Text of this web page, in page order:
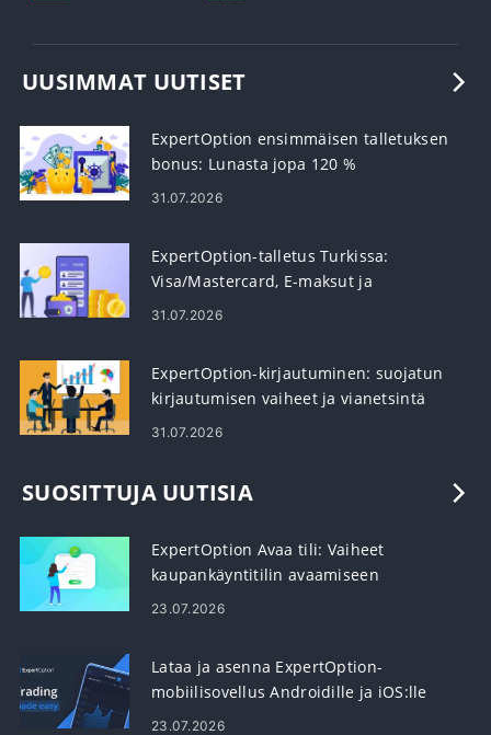
UUSIMMAT UUTISET
ExpertOption ensimmäisen talletuksen
bonus: Lunasta jopa 120 %
talletuksestasi
31.07.2026
ExpertOption-talletus Turkissa:
Visa/Mastercard, E-maksut ja
kryptovaluutta
31.07.2026
ExpertOption-kirjautuminen: suojatun
kirjautumisen vaiheet ja vianetsintä
31.07.2026
SUOSITTUJA UUTISIA
ExpertOption Avaa tili: Vaiheet
kaupankäyntitilin avaamiseen
23.07.2026
Lataa ja asenna ExpertOption-
mobiilisovellus Androidille ja iOS:lle
23.07.2026